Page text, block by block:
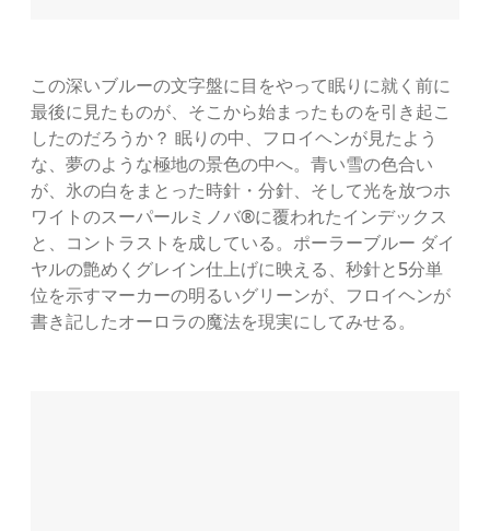
この深いブルーの文字盤に目をやって眠りに就く前に
最後に見たものが、そこから始まったものを引き起こ
したのだろうか？ 眠りの中、フロイヘンが見たよう
な、夢のような極地の景色の中へ。青い雪の色合い
が、氷の白をまとった時針・分針、そして光を放つホ
ワイトのスーパールミノバ®に覆われたインデックス
と、コントラストを成している。ポーラーブルー ダイ
ヤルの艶めくグレイン仕上げに映える、秒針と5分単
位を示すマーカーの明るいグリーンが、フロイヘンが
書き記したオーロラの魔法を現実にしてみせる。